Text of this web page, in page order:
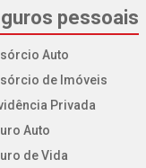
pessoais
Auto
de Imóveis
Privada
Auto
de Vida